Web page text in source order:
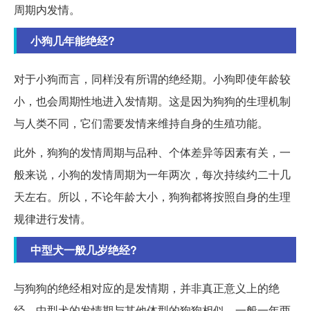
周期内发情。
小狗几年能绝经?
对于小狗而言，同样没有所谓的绝经期。小狗即使年龄较
小，也会周期性地进入发情期。这是因为狗狗的生理机制
与人类不同，它们需要发情来维持自身的生殖功能。
此外，狗狗的发情周期与品种、个体差异等因素有关，一
般来说，小狗的发情周期为一年两次，每次持续约二十几
天左右。所以，不论年龄大小，狗狗都将按照自身的生理
规律进行发情。
中型犬一般几岁绝经?
与狗狗的绝经相对应的是发情期，并非真正意义上的绝